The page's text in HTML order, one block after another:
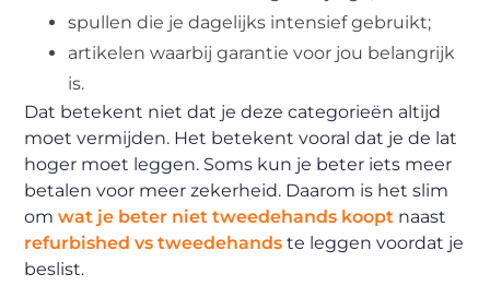
spullen die je dagelijks intensief gebruikt;
artikelen waarbij garantie voor jou belangrijk
is.
Dat betekent niet dat je deze categorieën altijd
moet vermijden. Het betekent vooral dat je de lat
hoger moet leggen. Soms kun je beter iets meer
betalen voor meer zekerheid. Daarom is het slim
omwat je beter niet tweedehands koopt naast
refurbished vs tweedehands te leggen voordat je
beslist.